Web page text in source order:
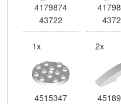
4179874
43722
1x
4515347
2x